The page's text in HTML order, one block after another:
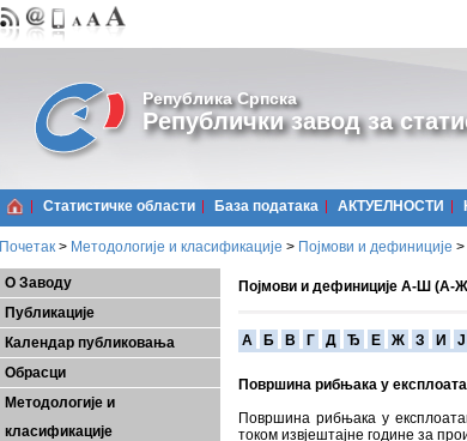
Република Српска
Републички завод за
Статистичке области Базa података АКТУЕЛНОСТИ
Почетак > Методологије и класификације > Појмови и дефиниције >
О Заводу
Публикације
Календар публиковања
Обрасци
Методологије и
класификације
Појмови и дефиниције А-Ш (А-
A Б В Г Д Ђ Е Ж З И Ј
Површина рибњака у
Површина рибњака у
током извјештајне године за